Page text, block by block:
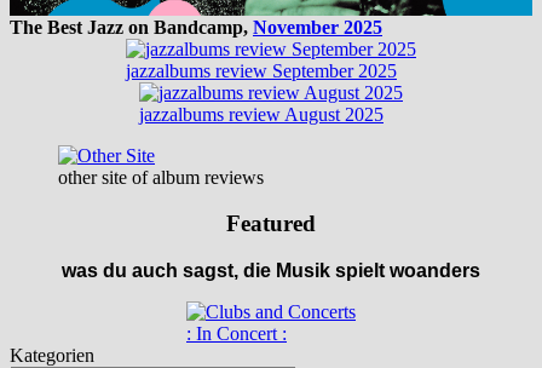
The Best Jazz on Bandcamp, November 2025
jazzalbums review September 2025
jazzalbums review August 2025
other site of album reviews
Featured
was du auch sagst, die Musik spielt woanders
: In Concert :
Kategorien